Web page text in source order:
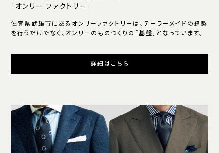
「オンリー ファクトリー」
佐賀県武雄市にあるオンリーファクトリーは、テーラーメイドの縫製
を行うだけでなく、オンリーのものつくりの「基盤」となっています。
詳細はこちら